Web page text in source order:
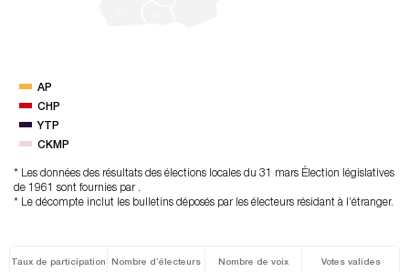
AP
CHP
YTP
CKMP
* Les données des résultats des élections locales du 31 mars Élection législatives
de 1961 sont fournies par .
* Le décompte inclut les bulletins déposés par les électeurs résidant à l’étranger.
Taux de participation Nombre d’électeurs Nombre de voix Votes valides